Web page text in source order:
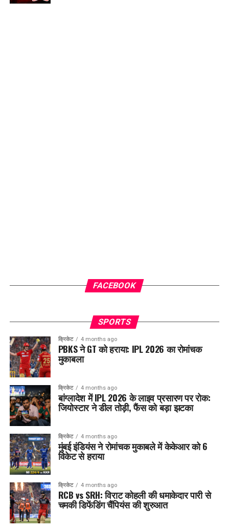
FACEBOOK
SPORTS
क्रिकेट 4 months ago
PBKS ने GT को हराया: IPL 2026 का रोमांचक
मुकाबला
क्रिकेट 4 months ago
बांग्लादेश में IPL 2026 के लाइव प्रसारण पर रोक:
जियोस्टार ने डील तोड़ी, फैंस को बड़ा झटका
क्रिकेट 4 months ago
मुंबई इंडियंस ने रोमांचक मुकाबले में केकेआर को 6
विकेट से हराया
क्रिकेट 4 months ago
RCB vs SRH: विराट कोहली की धमाकेदार पारी से
चमकी डिफेंडिंग चैंपियंस की शुरुआत